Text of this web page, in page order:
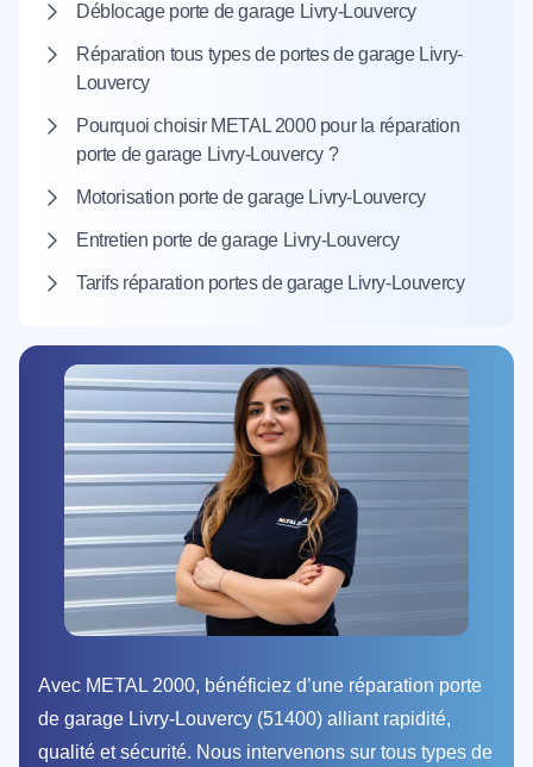
Déblocage porte de garage Livry-Louvercy
Réparation tous types de portes de garage Livry-
Louvercy
Pourquoi choisir METAL 2000 pour la réparation
porte de garage Livry-Louvercy ?
Motorisation porte de garage Livry-Louvercy
Entretien porte de garage Livry-Louvercy
Tarifs réparation portes de garage Livry-Louvercy
Avec METAL 2000, bénéficiez d’une réparation porte
de garage Livry-Louvercy (51400) alliant rapidité,
qualité et sécurité. Nous intervenons sur tous types de